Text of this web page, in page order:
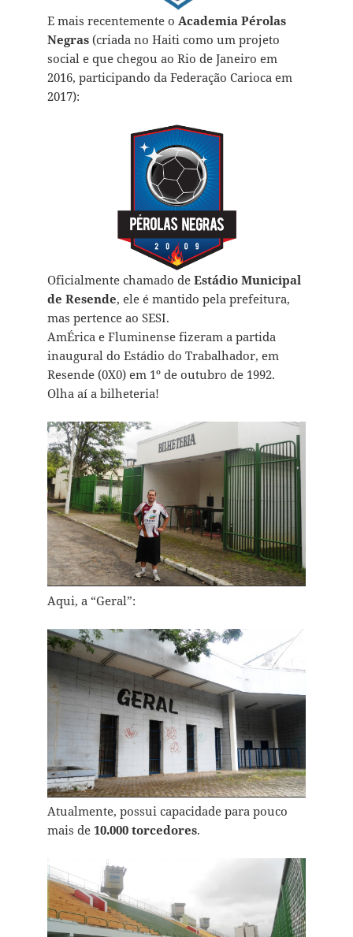
E mais recentemente o Academia Pérolas
Negras(criada no Haiti como um projeto
social e que chegou ao Rio de Janeiro em
2016, participando da Federação Carioca em
2017):
Oficialmente chamado de Estádio Municipal
de Resende, ele é mantido pela prefeitura,
mas pertence ao SESI.
AmÉrica e Fluminense fizeram a partida
inaugural do Estádio do Trabalhador, em
Resende (0X0) em 1º de outubro de 1992.
Olha aí a bilheteria!
Aqui, a “Geral”:
Atualmente, possui capacidade para pouco
mais de 10.000 torcedores.